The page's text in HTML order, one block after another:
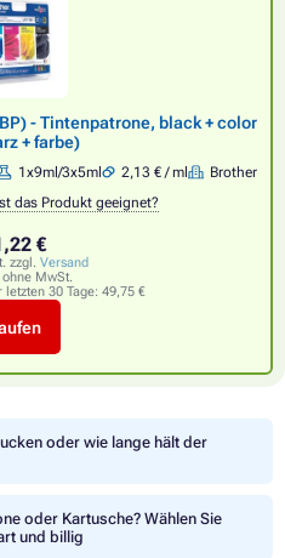
- Tintenpatrone, black + color
+ farbe)
1x9ml/3x5ml 2,13 € / ml
Brother
das Produkt geeignet?
€
zzgl. Versand
MwSt.
letzten 30 Tage: 49,75 €
oder wie lange hält der
oder Kartusche? Wählen Sie
und billig